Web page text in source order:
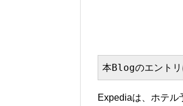
本Blogのエントリ
Expediaは、ホテル